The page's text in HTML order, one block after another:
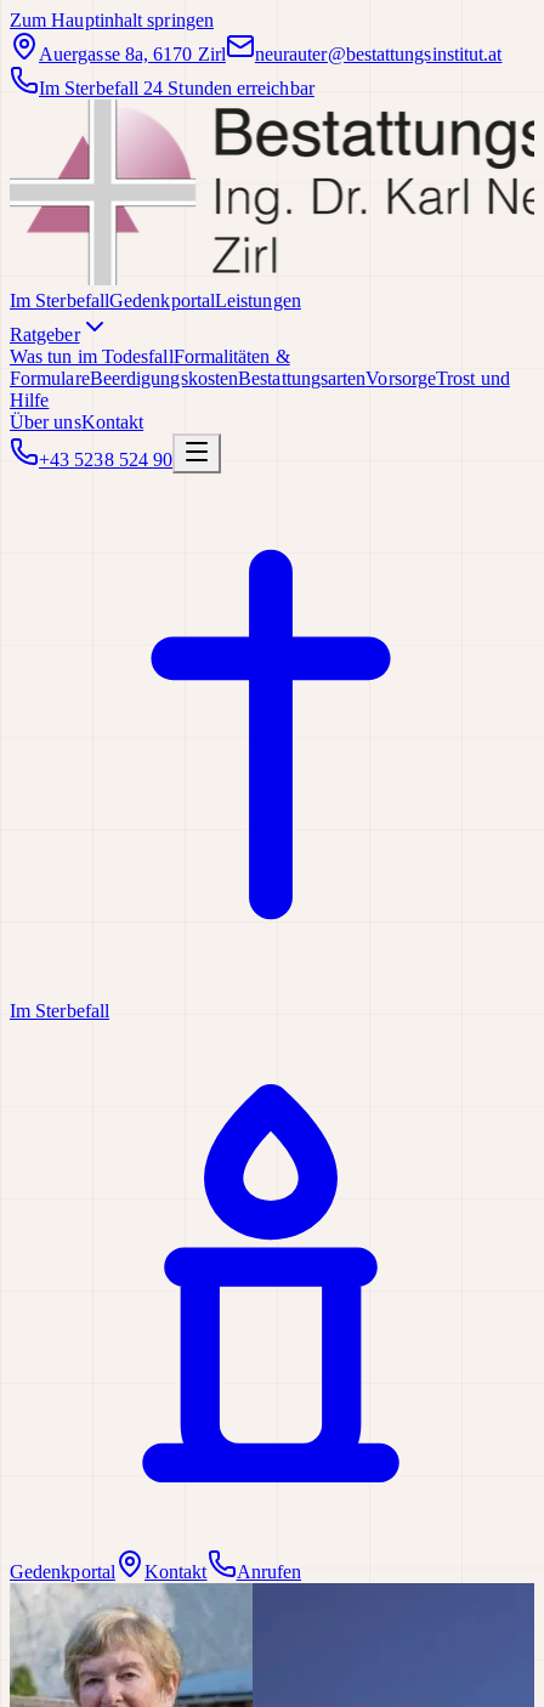
Zum Hauptinhalt springen
Auergasse 8a, 6170 Zirl
neurauter@bestattungsinstitut.at
Im Sterbefall 24 Stunden erreichbar
Im SterbefallGedenkportalLeistungen
Ratgeber
Was tun im TodesfallFormalitäten &
FormulareBeerdigungskostenBestattungsartenVorsorgeTrost und
Hilfe
Über unsKontakt
+43 5238 524 90
Im Sterbefall
Gedenkportal Kontakt Anrufen